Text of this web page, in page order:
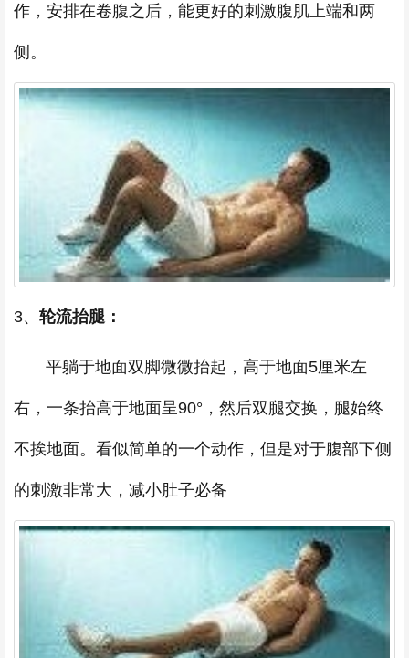
作，安排在卷腹之后，能更好的刺激腹肌上端和两
侧。
3、 轮流抬腿：
平躺于地面双脚微微抬起，高于地面5厘米左
右，一条抬高于地面呈90°，然后双腿交换，腿始终
不挨地面。看似简单的一个动作，但是对于腹部下侧
的刺激非常大，减小肚子必备